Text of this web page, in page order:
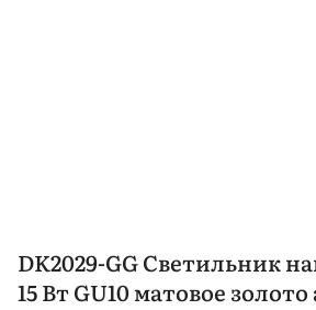
DK2029-GG Светильник
15 Вт GU10 матовое